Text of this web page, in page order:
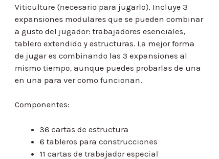
Viticulture (necesario para jugarlo). Incluye 3
expansiones modulares que se pueden combinar
a gusto del jugador: trabajadores esenciales,
tablero extendido y estructuras. La mejor forma
de jugar es combinando las 3 expansiones al
mismo tiempo, aunque puedes probarlas de una
en una para ver como funcionan.
Componentes:
36 cartas de estructura
6 tableros para construcciones
11 cartas de trabajador especial